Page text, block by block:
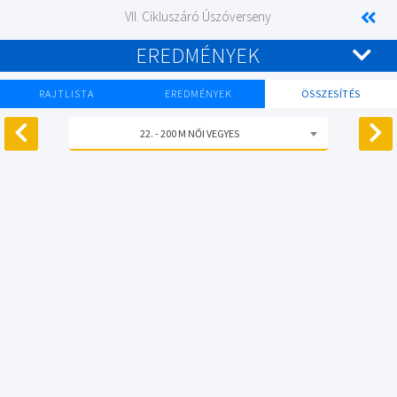
VII. Cikluszáró Úszóverseny
EREDMÉNYEK
RAJTLISTA EREDMÉNYEK ÖSSZESÍTÉS
22. - 200 M NŐI VEGYES